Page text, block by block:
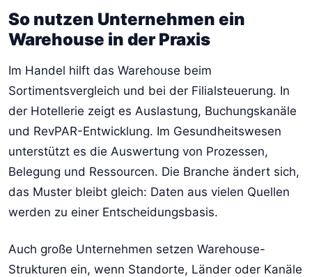
So nutzen Unternehmen ein
Warehouse in der Praxis
Im Handel hilft das Warehouse beim
Sortimentsvergleich und bei der Filialsteuerung. In
der Hotellerie zeigt es Auslastung, Buchungskanäle
und RevPAR-Entwicklung. Im Gesundheitswesen
unterstützt es die Auswertung von Prozessen,
Belegung und Ressourcen. Die Branche ändert sich,
das Muster bleibt gleich: Daten aus vielen Quellen
werden zu einer Entscheidungsbasis.
Auch große Unternehmen setzen Warehouse-
Strukturen ein, wenn Standorte, Länder oder Kanäle